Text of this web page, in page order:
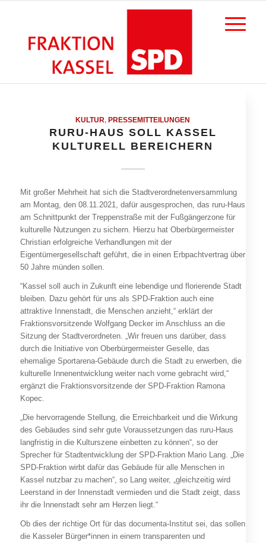
KULTUR,PRESSEMITTEILUNGEN
RURU-HAUS SOLL KASSEL
KULTURELL BEREICHERN
Mit großer Mehrheit hat sich die Stadtverordnetenversammlung
am Montag, den 08.11.2021, dafür ausgesprochen, das ruru-Haus
am Schnittpunkt der Treppenstraße mit der Fußgängerzone für
kulturelle Nutzungen zu sichern. Hierzu hat Oberbürgermeister
Christian erfolgreiche Verhandlungen mit der
Eigentümergesellschaft geführt, die in einen Erbpachtvertrag über
50 Jahre münden sollen.
“Kassel soll auch in Zukunft eine lebendige und florierende Stadt
bleiben. Dazu gehört für uns als SPD-Fraktion auch eine
attraktive Innenstadt, die Menschen anzieht,“ erklärt der
Fraktionsvorsitzende Wolfgang Decker im Anschluss an die
Sitzung der Stadtverordneten. „Wir freuen uns darüber, dass
durch die Initiative von Oberbürgermeister Geselle, das
ehemalige Sportarena-Gebäude durch die Stadt zu erwerben, die
kulturelle Innenentwicklung weiter nach vorne gebracht wird,“
ergänzt die Fraktionsvorsitzende der SPD-Fraktion Ramona
Kopec.
„Die hervorragende Stellung, die Erreichbarkeit und die Wirkung
des Gebäudes sind sehr gute Voraussetzungen das ruru-Haus
langfristig in die Kulturszene einbetten zu können“, so der
Sprecher für Stadtentwicklung der SPD-Fraktion Mario Lang. „Die
SPD-Fraktion wirbt dafür das Gebäude für alle Menschen in
Kassel nutzbar zu machen“, so Lang weiter, „gleichzeitig wird
Leerstand in der Innenstadt vermieden und die Stadt zeigt, dass
ihr die Innenstadt sehr am Herzen liegt.“
Ob dies der richtige Ort für das documenta-Institut sei, das sollen
die Kasseler Bürger*innen in einem transparenten und